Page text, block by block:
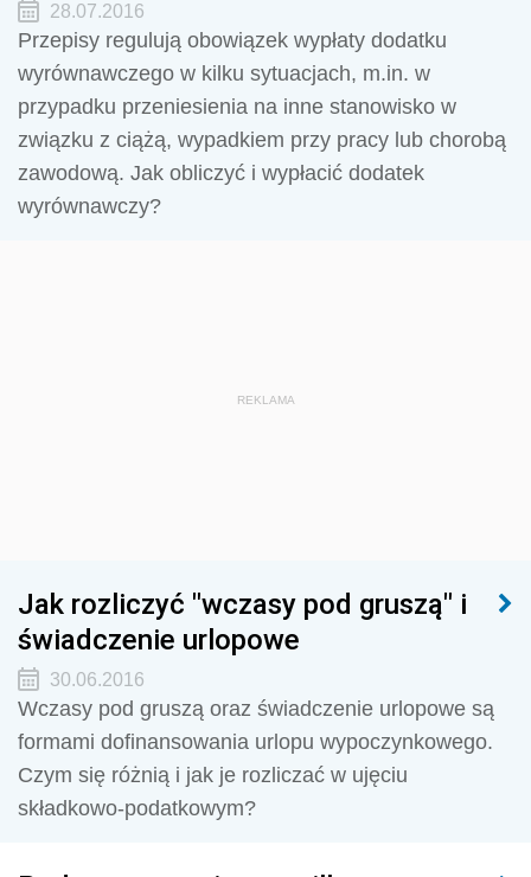
28.07.2016
Przepisy regulują obowiązek wypłaty dodatku
wyrównawczego w kilku sytuacjach, m.in. w
przypadku przeniesienia na inne stanowisko w
związku z ciążą, wypadkiem przy pracy lub chorobą
zawodową. Jak obliczyć i wypłacić dodatek
wyrównawczy?
REKLAMA
Jak rozliczyć "wczasy pod gruszą" i
świadczenie urlopowe
30.06.2016
Wczasy pod gruszą oraz świadczenie urlopowe są
formami dofinansowania urlopu wypoczynkowego.
Czym się różnią i jak je rozliczać w ujęciu
składkowo-podatkowym?